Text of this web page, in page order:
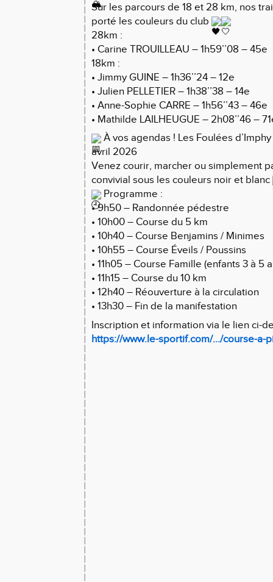
Sur les parcours de 18 et 28 km, nos
porté les couleurs du club
28km :
• Carine TROUILLEAU – 1h59’’08 – 45e
18km :
• Jimmy GUINE – 1h36’’24 – 12e
• Julien PELLETIER – 1h38’’38 – 14e
• Anne-Sophie CARRE – 1h56’’43 – 46e
• Mathilde LAILHEUGUE – 2h08’’46 –
À vos agendas ! Les Foulées
avril 2026
Venez courir, marcher ou simplement
convivial sous les couleurs noir et blanc
Programme :
• 9h50 – Randonnée pédestre
• 10h00 – Course du 5 km
• 10h40 – Course Benjamins / Minimes
• 10h55 – Course Éveils / Poussins
• 11h05 – Course Famille (enfants 3 à 5
• 11h15 – Course du 10 km
• 12h40 – Réouverture à la circulation
• 13h30 – Fin de la manifestation
Inscription et information via le lien ci-
https://www.le-sportif.com/.../course-a-